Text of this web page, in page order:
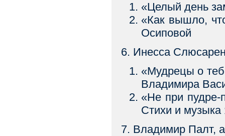
«Целый день
«Как вышло,
Осиповой
6. Инесса
«Мудрецы о
Владимира
«Не при
Стихи и
7. Владимир Палт,